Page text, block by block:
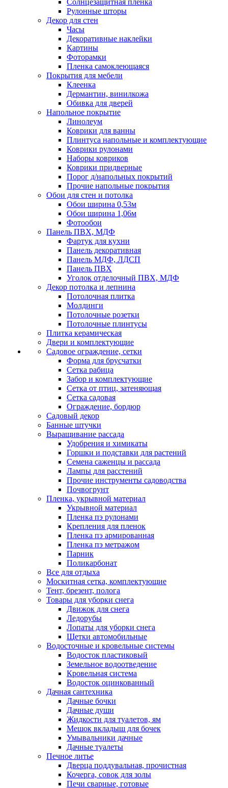
Солнцезащитная пленка
Рулонные шторы
Декор для стен
Часы
Декоративные наклейки
Картины
Фоторамки
Пленка самоклеющаяся
Покрытия для мебели
Клеенка
Дермантин, винилкожа
Обивка для дверей
Напольное покрытие
Линолеум
Коврики для ванны
Плинтуса напольные и комплектующие
Коврики рулонами
Наборы ковриков
Коврики придверные
Порог д/напольных покрытий
Прочие напольные покрытия
Обои для стен и потолка
Обои ширина 0,53м
Обои ширина 1,06м
Фотообои
Панель ПВХ, МДФ
Фартук для кухни
Панель декоративная
Панель МДФ, ЛДСП
Панель ПВХ
Уголок отделочный ПВХ, МДФ
Декор потолка и лепнина
Потолочная плитка
Молдинги
Потолочные розетки
Потолочные плинтусы
Плитка керамическая
Двери и комплектующие
Садовое ограждение, сетки
Форма для брусчатки
Сетка рабица
Забор и комплектующие
Сетка от птиц, затеняющая
Сетка садовая
Ограждение, бордюр
Садовый декор
Банные штучки
Выращивание рассада
Удобрения и химикаты
Горшки и подставки для растений
Семена саженцы и рассада
Лампы для расстений
Прочие инструменты садоводства
Почвогрунт
Пленка, укрывной материал
Укрывной материал
Пленка пэ рулонами
Крепления для пленок
Пленка пэ армированная
Пленка пэ метражом
Парник
Поликарбонат
Все для отдыха
Москитная сетка, комплектующие
Тент, брезент, полога
Товары для уборки снега
Движок для снега
Ледорубы
Лопаты для уборки снега
Щетки автомобильные
Водосточные и кровельные системы
Водосток пластиковый
Земельное водоотведение
Кровельная система
Водосток оцинкованный
Дачная сантехника
Дачные бочки
Дачные души
Жидкости для туалетов, ям
Мешок вкладыш для бочек
Умывальники дачные
Дачные туалеты
Печное литье
Дверца поддувальная, прочистная
Кочерга, совок для золы
Печи сварные, готовые